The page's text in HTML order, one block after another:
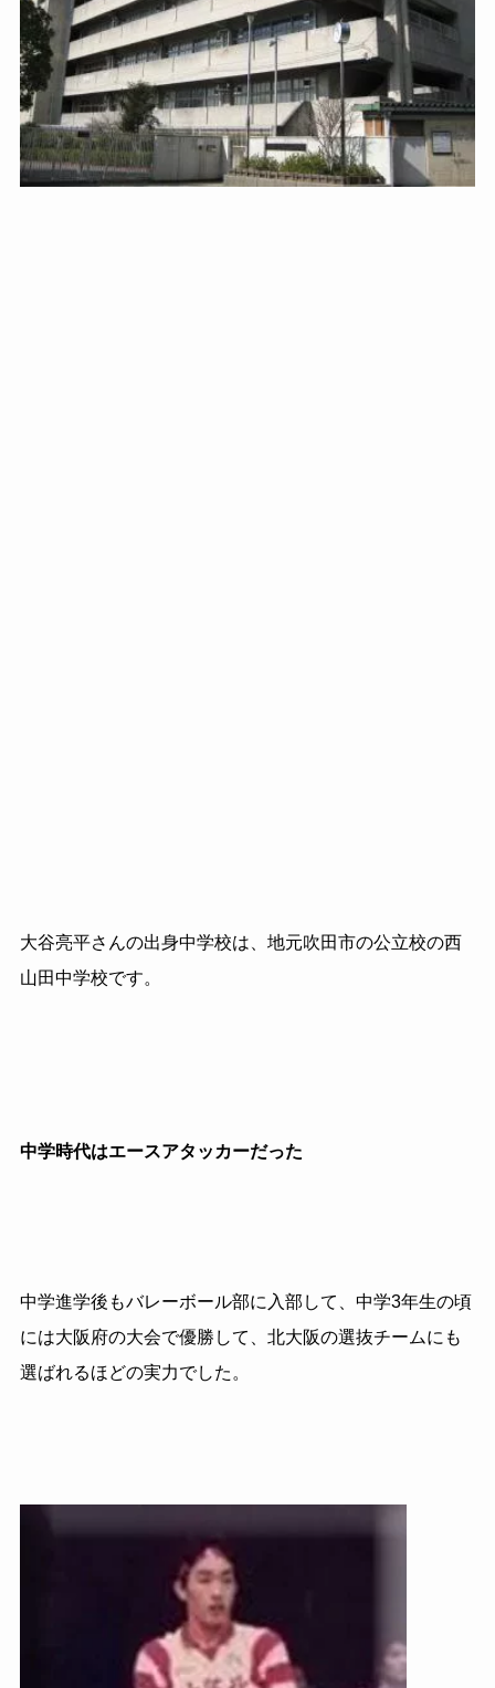
大谷亮平さんの出身中学校は、地元吹田市の公立校の西
山田中学校です。
中学時代はエースアタッカーだった
中学進学後もバレーボール部に入部して、中学3年生の頃
には大阪府の大会で優勝して、北大阪の選抜チームにも
選ばれるほどの実力でした。